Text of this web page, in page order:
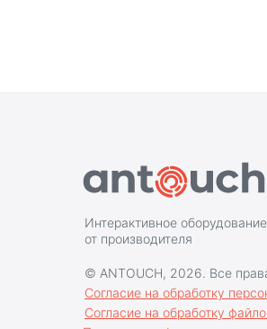
Интерактивное оборудование
от производителя
© ANTOUCH, 2026. Все
Согласие на обработку
Согласие на обработку